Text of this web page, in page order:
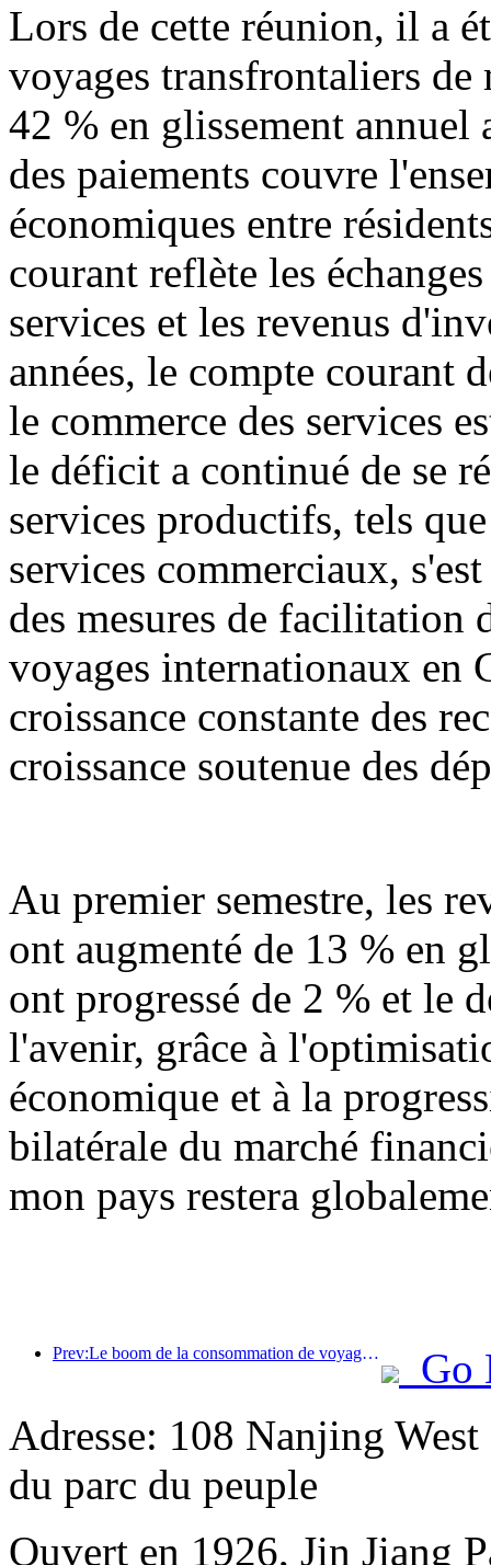
Lors de cette réunion, il a
voyages transfrontaliers de
42 % en glissement annuel
des paiements couvre
économiques entre
courant reflète les
services et les revenus
années, le compte courant
le commerce des services
le déficit a continué de se
services productifs, tels
services commerciaux,
des mesures de facilitation
voyages internationaux en
croissance constante des
croissance soutenue des
Au premier semestre, les
ont augmenté de 13 % en
ont progressé de 2 % et le
l'avenir, grâce à
économique et à la
bilatérale du marché
mon pays restera
Prev:Le boom de la consommation de voyages d'été s'accélère, le marché du tourisme culturel innove et se modernise
Go
Adresse: 108 Nanjing
du parc du peuple
Ouvert en 1926, Jin Jiang